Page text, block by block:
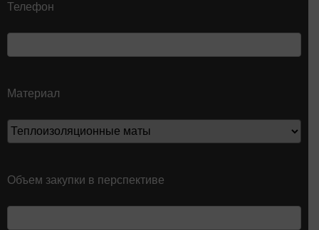
Телефон
Материал
Объем закупки в перспективе